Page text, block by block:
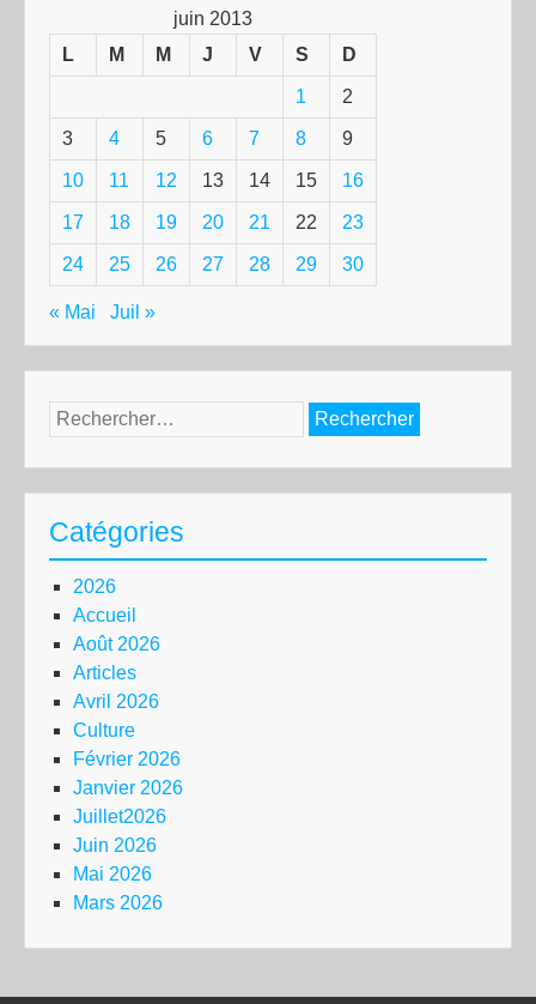
juin 2013
L
M M J V S D
1 2
3 4 5 6 7 8 9
10 11 12 13 14 15 16
17 18 19 20 21 22 23
24 25 26 27 28 29 30
« Mai Juil »
Rechercher :
Catégories
2026
Accueil
Août 2026
Articles
Avril 2026
Culture
Février 2026
Janvier 2026
Juillet2026
Juin 2026
Mai 2026
Mars 2026